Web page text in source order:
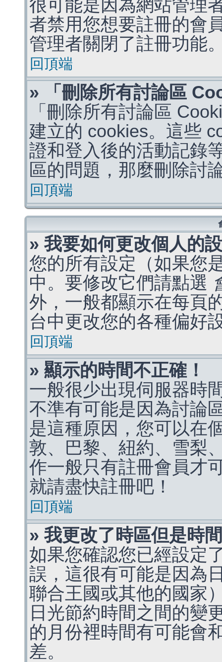
很可能是因為網站管理
者禁用您想要註冊的會
管理者關閉了註冊功能
回頂端
» 「刪除所有討論區
「刪除所有討論區
建立的 cookies。這些
證和登入後的活動記錄
區的問題，那麼刪除討
回頂端
» 我要如何更改個人的
您的所有設定（如果您
中。要修改它們請點選
外，一般都顯示在每頁
台中更改您的各種偏好
回頂端
» 顯示的時間不正確！
一般很少出現伺服器時
不準有可能是因為討論
是這種原因，您可以在
敦、巴黎、紐約、雪梨
作一般只有註冊會員才
就請盡快註冊吧！
回頂端
» 我更改了時區但是時
如果您確認您已經設定
誤，這很有可能是因為
聯合王國或其他的國家
日光節約時間之間的變
的月份裡時間有可能會
差。